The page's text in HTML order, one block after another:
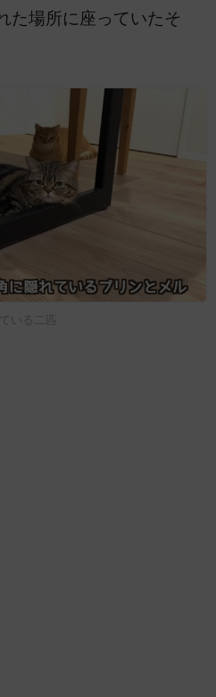
た場所に座っていたそ
いる二匹